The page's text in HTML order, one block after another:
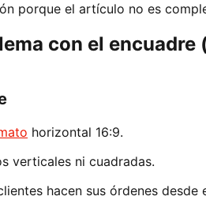
porque el artículo no es
con el
horizontal 16:9.
verticales ni cuadradas.
hacen sus órdenes